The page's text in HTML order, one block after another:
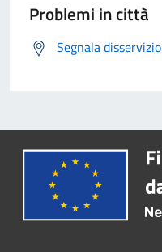
Problemi in città
Segnala disservizio